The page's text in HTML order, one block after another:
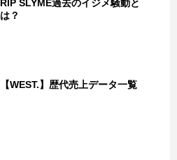
RIP SLYME過去のイジメ騒動と
は？
【WEST.】歴代売上データ一覧